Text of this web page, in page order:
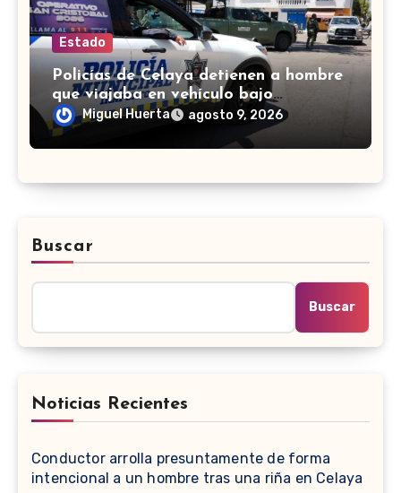
Estado
Policías de Celaya detienen a hombre
que viajaba en vehículo bajo
investigación
Miguel Huerta agosto 9, 2026
Buscar
Buscar
Noticias Recientes
Conductor arrolla presuntamente de forma
intencional a un hombre tras una riña en Celaya